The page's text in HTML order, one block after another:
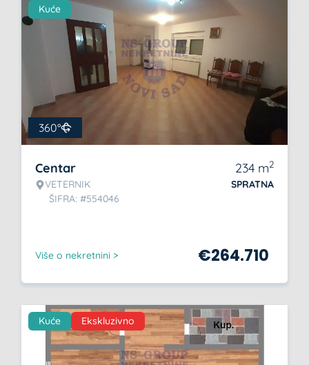
Kuće
360°
Centar
VETERNIK
ŠIFRA: #554046
234 m2
SPRATNA
Više o nekretnini > €264.710
Kuće Ekskluzivno